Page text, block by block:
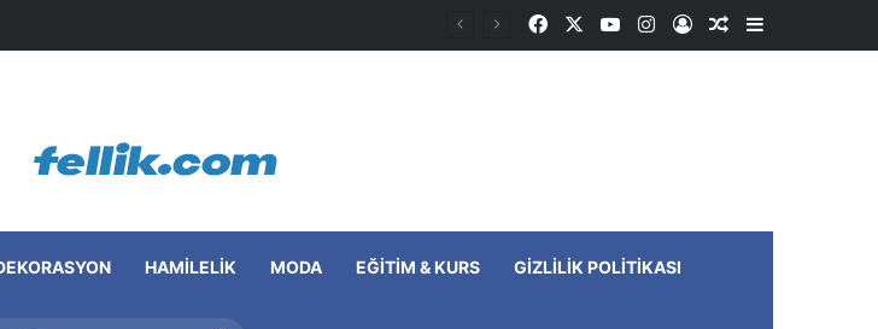
FacebookYouTubeInstagram
Kayıt OlRastgele Makale
Kenar
HAMILELIK MODA EĞITIM & KURS GIZLILIK POLITIKASI